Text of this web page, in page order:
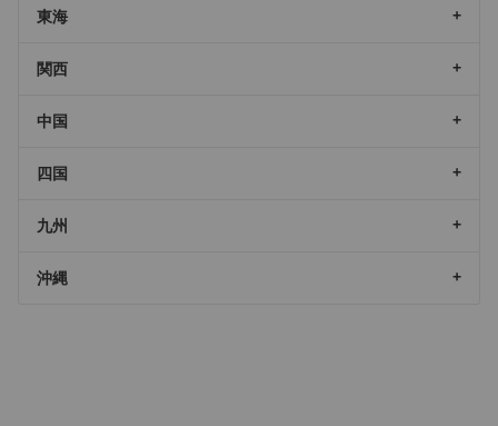
東海
関西
中国
四国
九州
沖縄